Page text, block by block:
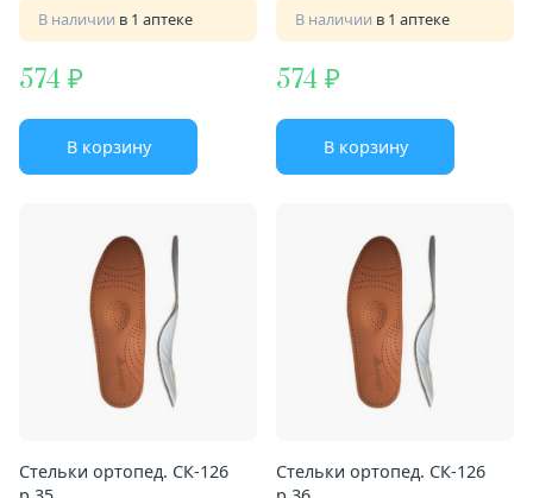
В наличии в 1 аптеке
574
В корзину
В наличии в 1 аптеке
574
В корзину
Стельки ортопед. СК-126
Стельки ортопед. СК-126